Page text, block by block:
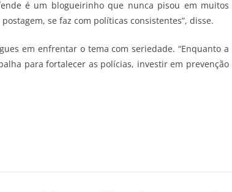
é um blogueirinho que nunca pisou em muitos
se faz com políticas consistentes”, disse.
em enfrentar o tema com seriedade. “Enquanto a
para fortalecer as polícias, investir em prevenção